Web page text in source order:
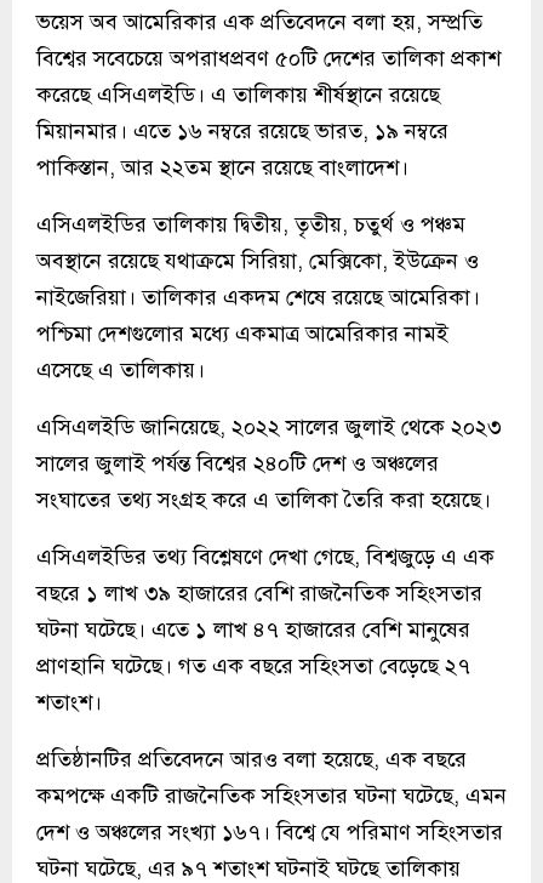
ভয়েস অব আমেরিকার এক প্রতিবেদনে বলা হয়, সম্প্রতি
বিশ্বের সবেচেয়ে অপরাধপ্রবণ ৫০টি দেশের তালিকা প্রকাশ
করেছে এসিএলইডি। এ তালিকায় শীর্ষস্থানে রয়েছে
মিয়ানমার। এতে ১৬ নম্বরে রয়েছে ভারত, ১৯ নম্বরে
পাকিস্তান, আর ২২তম স্থানে রয়েছে বাংলাদেশ।
এসিএলইডির তালিকায় দ্বিতীয়, তৃতীয়, চতুর্থ ও পঞ্চম
অবস্থানে রয়েছে যথাক্রমে সিরিয়া, মেক্সিকো, ইউক্রেন ও
নাইজেরিয়া। তালিকার একদম শেষে রয়েছে আমেরিকা।
পশ্চিমা দেশগুলোর মধ্যে একমাত্র আমেরিকার নামই
এসেছে এ তালিকায়।
এসিএলইডি জানিয়েছে, ২০২২ সালের জুলাই থেকে ২০২৩
সালের জুলাই পর্যন্ত বিশ্বের ২৪০টি দেশ ও অঞ্চলের
সংঘাতের তথ্য সংগ্রহ করে এ তালিকা তৈরি করা হয়েছে।
এসিএলইডির তথ্য বিশ্লেষণে দেখা গেছে, বিশ্বজুড়ে এ এক
বছরে ১ লাখ ৩৯ হাজারের বেশি রাজনৈতিক সহিংসতার
ঘটনা ঘটেছে। এতে ১ লাখ ৪৭ হাজারের বেশি মানুষের
প্রাণহানি ঘটেছে। গত এক বছরে সহিংসতা বেড়েছে ২৭
শতাংশ।
প্রতিষ্ঠানটির প্রতিবেদনে আরও বলা হয়েছে, এক বছরে
কমপক্ষে একটি রাজনৈতিক সহিংসতার ঘটনা ঘটেছে, এমন
দেশ ও অঞ্চলের সংখ্যা ১৬৭। বিশ্বে যে পরিমাণ সহিংসতার
ঘটনা ঘটেছে, এর ৯৭ শতাংশ ঘটনাই ঘটছে তালিকায়